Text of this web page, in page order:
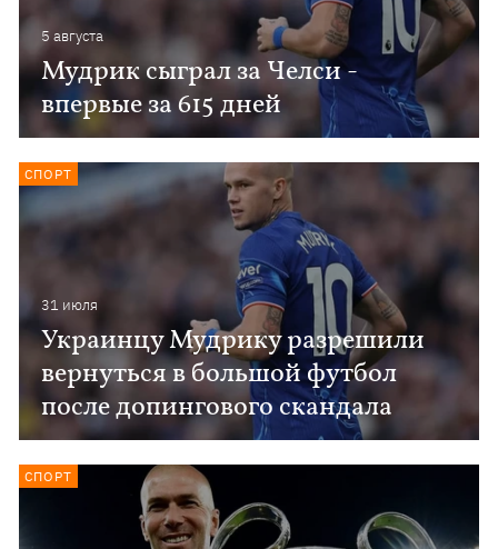
5 августа
Мудрик сыграл за Челси -
впервые за 615 дней
31 июля
Украинцу Мудрику разрешили
вернуться в большой футбол
после допингового скандала
СПОРТ
СПОРТ